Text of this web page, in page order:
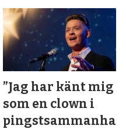
”Jag har känt mig
som en clown i